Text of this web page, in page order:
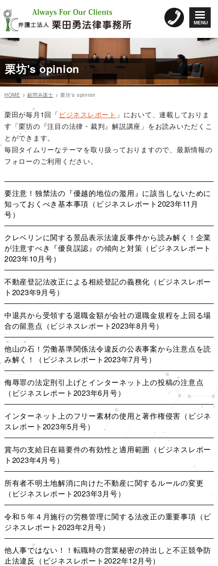
MENU
ン
テ
ン
へ
ス
キ
ッ
栗坊's opinion
HOME > 顧問弁護士 >栗坊's opinion
栗田が毎月1回「 ビジネスレポート 」において、連載しておりま
す「栗坊の『注目の法律・裁判』解説講座」をお読みいただくこ
とができます。
毎回タイムリーなテーマを取り扱っておりますので、最新情報の
フォローのご利用ください。
要注意！独禁法の『優越的地位の濫用』に該当しないために
知っておくべき基本事項（ビジネスレポート2023年11月
号）
クレベリンに関する景品表示法違反事件から読み解く！企業
が注意すべき『優良誤認』の傾向と対策（ビジネスレポート
2023年10月号）
不動産登記法改正による相続登記の義務化（ビジネスレポー
ト2023年9月号）
中退共から受領する退職金額が会社の退職金規程を上回る場
合の留意点（ビジネスレポート2023年8月号）
他山の石！労働基準関係法令違反の公表事案から注意点を読
み解く！（ビジネスレポート2023年7月号）
侮辱罪の法定刑引上げとインターネット上の投稿の注意点
（ビジネスレポート2023年6月号）
インターネット上のフリー素材の使用と著作権侵害（ビジネ
スレポート2023年5月号）
賞与の支給日在籍要件の有効性と適用範囲（ビジネスレポー
ト2023年4月号）
所有者不明土地解消に向けた不動産に関するルールの変更
（ビジネスレポート2023年3月号）
令和５年４月施行の労務管理に関する法改正の重要事項（ビ
ジネスレポート2023年2月号）
他人事ではない！！転職時の営業秘密の持出しと不正競争防
止法違反（ビジネスレポート2022年12月号）
投
稿
ナ
ビ
ゲ
シ
ョ
ン
ジ ジ ジ ジ ジ ジ ジ